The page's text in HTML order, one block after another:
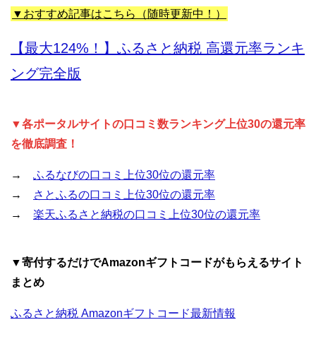
▼おすすめ記事はこちら（随時更新中！）
【最大124%！】ふるさと納税 高還元率ランキ
ング完全版
▼各ポータルサイトの口コミ数ランキング上位30の還元率
を徹底調査！
→ ふるなびの口コミ上位30位の還元率
→
さとふるの口コミ上位30位の還元率
→ 楽天ふるさと納税の口コミ上位30位の還元率
▼寄付するだけでAmazonギフトコードがもらえるサイト
まとめ
ふるさと納税 Amazonギフトコード最新情報